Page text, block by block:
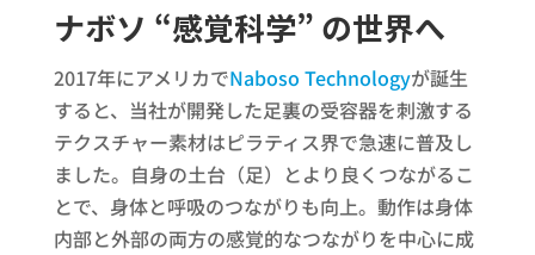
ナボソ “感覚科学” の世界へ
2017年にアメリカでNaboso Technologyが誕生
すると、当社が開発した足裏の受容器を刺激する
テクスチャー素材はピラティス界で急速に普及し
ました。自身の土台（足）とより良くつながるこ
とで、身体と呼吸のつながりも向上。動作は身体
内部と外部の両方の感覚的なつながりを中心に成